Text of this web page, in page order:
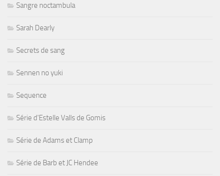
Sangre noctambula
Sarah Dearly
Secrets de sang
Sennen no yuki
Sequence
Série d'Estelle Valls de Gomis
Série de Adams et Clamp
Série de Barb et JC Hendee